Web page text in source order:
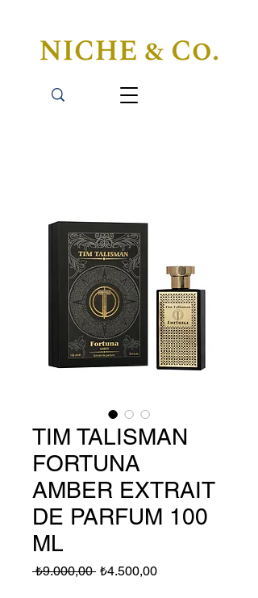
TIM TALISMAN
FORTUNA
AMBER EXTRAIT
DE PARFUM 100
ML
₺9.000,00 Normal
₺4.500,00İndirimli